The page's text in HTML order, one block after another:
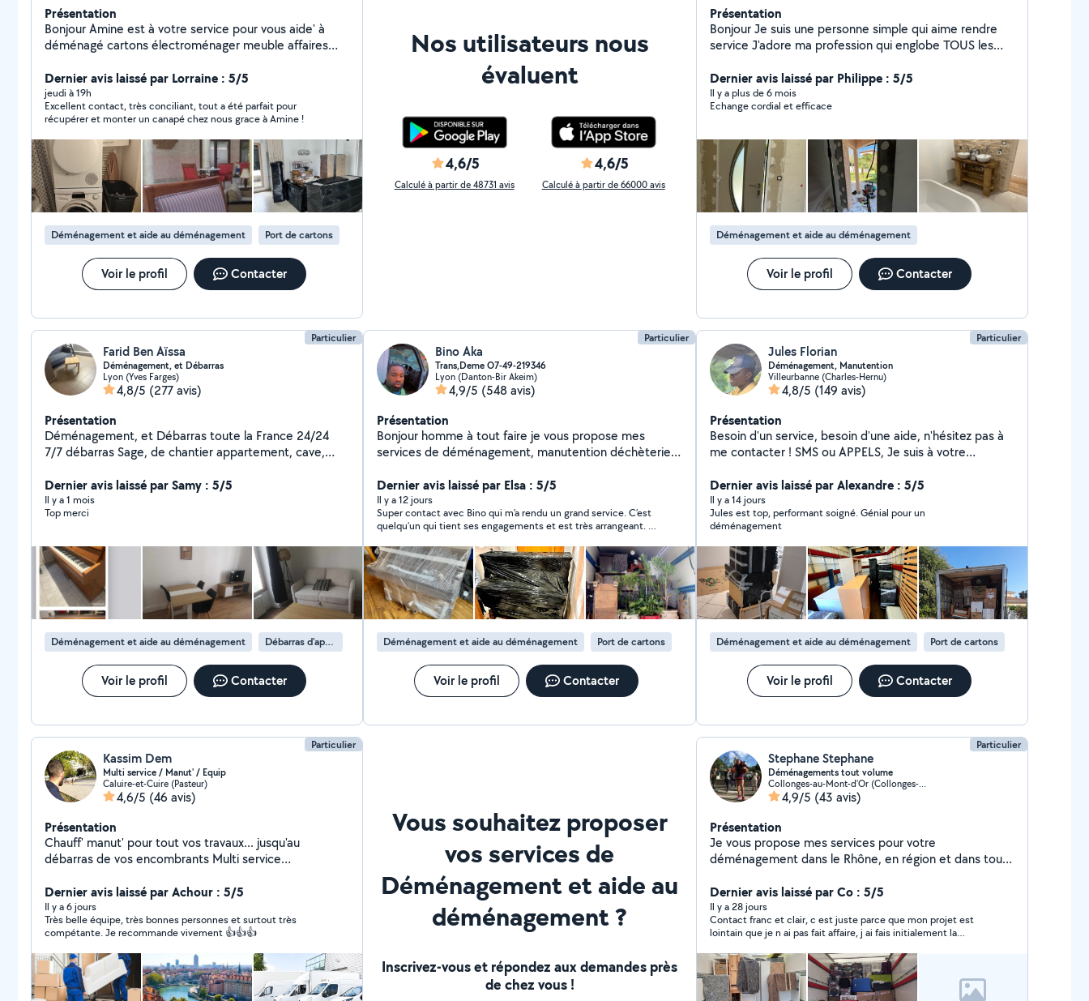
Présentation
Bonjour Amine est à votre service pour vous aide' à
déménagé cartons électroménager meuble affaires
Montage et démontage Protection des affaires Travail
en toute sécurité et plein de confiance pour vous
satisfaire Débarrasser encombrants . Évacuation
déchets gravats Livraison manutention et transport de
colis 7 jours / 7 Disponible à tout moment Merci Amine
Dernier avis laissé par Lorraine : 5/5
jeudi à 19h
Excellent contact, très conciliant, tout a été parfait pour
récupérer et monter un canapé chez nous grace à Amine !
Déménagement et aide au déménagement Port de cartons
Voir le profil Contacter
Nos utilisateurs nous
évaluent
4,6/5
Calculé à partir de 48731 avis
4,6/5
Calculé à partir de 66000 avis
Présentation
Bonjour Je suis une personne simple qui aime rendre
service J'adore ma profession qui englobe TOUS les
depuis plus de 20 ans En passant par les choses les
plus simples aux plus complexes je saurais vous donner
entière satisfaction et bien plus encore Passionné
meubles en tout genre, j'aime également la photo
vidéo ainsi que l'aquariophilie Au plaisir de vous
connaître
Dernier avis laissé par Philippe : 5/5
Il y a plus de 6 mois
Echange cordial et efficace
Déménagement et aide au déménagement
Voir le profil Contacter
Particulier
Farid Ben Aïssa
Déménagement, et Débarras
Lyon (Yves Farges)
4,8/5 (277 avis)
Présentation
Déménagement, et Débarras toute la France 24/24
7/7 débarras Sage, de chantier appartement, cave,
Dernier avis laissé par Samy : 5/5
Il y a 1 mois
Top merci
Déménagement et aide au déménagement Débarras d'appartement
Voir le profil Contacter
Particulier
Bino Aka
Trans,Deme O7-49-219346
Lyon (Danton-Bir Akeim)
4,9/5 (548 avis)
Présentation
Bonjour homme à tout faire je vous propose mes
services de déménagement, manutention déchèteries.
téléphone ( SMS ou appel ) Via mon numéro téléphone
affiché sur mon profil je suis disponible à tout moment.
Au plaisir. PS ; ATTENTION étant une personne polie et
courtois avec tous les voisins. les personnes qui
mettent des mauvais avis à 1-2-3-4 sans raisons, sans
fondement sans prestation qui diminuent ( les
pourcentages de mes nombreux bons avis) juste pour
déverser leurs haines et frustrations ne seront pas
tolérés votre profil sera massivement signalée et
bannit de la plate-forme Allôvoisin pour comportement
haineux abusif et inapproprié vous êtes prévenus.
Dernier avis laissé par Elsa : 5/5
Il y a 12 jours
Super contact avec Bino qui m’a rendu un grand service. C’est
quelqu’un qui tient ses engagements et est très arrangeant. Je
dans une situation assez urgente. Très réactif. Je ferai à
nouveau appel à ses services si j’ai besoin d’une aide rapide et
fiable!
Déménagement et aide au déménagement Port de cartons
Voir le profil Contacter
Particulier
Jules Florian
Déménagement, Manutention
Villeurbanne (Charles-Hernu)
4,8/5 (149 avis)
Présentation
Besoin d'un service, besoin d'une aide, n'hésitez pas à
me contacter ! SMS ou APPELS, Je suis à votre
Dernier avis laissé par Alexandre : 5/5
Il y a 14 jours
Jules est top, performant soigné. Génial pour un
déménagement
Déménagement et aide au déménagement Port de cartons
Voir le profil Contacter
Particulier
Kassim Dem
Multi service / Manut' / Equip
Caluire-et-Cuire (Pasteur)
4,6/5 (46 avis)
Présentation
Chauff' manut' pour tout vos travaux... jusqu'au
débarras de vos encombrants Multi service
respectueux et à l'écoute du client.
Dernier avis laissé par Achour : 5/5
Il y a 6 jours
Très belle équipe, très bonnes personnes et surtout très
compétante. Je recommande vivement 👍👍👍
Vous souhaitez proposer
vos services de
Déménagement et aide au
déménagement ?
Inscrivez-vous et répondez aux demandes près
de chez vous !
Particulier
Stephane Stephane
Déménagements tout volume
Collonges-au-Mont-d'Or (Collonges-au-Mont-d'Or)
4,9/5 (43 avis)
Présentation
Je vous propose mes services pour votre
déménagement dans le Rhône, en région et dans tout
si nécessaire. En cas de besoin je peux me déplacer
afin d'établir un devis. N'hésitez pas à contacter cela ne
vous engage en rien. Cordialement Stéphane & son
équipe
Dernier avis laissé par Co : 5/5
Il y a 28 jours
Contact franc et clair, c est juste parce que mon projet est
lointain que je n ai pas fait affaire, j ai fais initialement la